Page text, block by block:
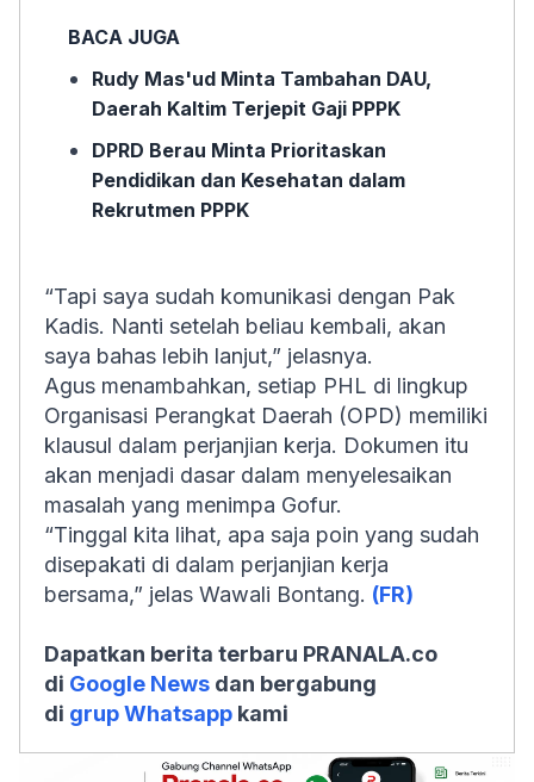
BACA JUGA
Rudy Mas'ud Minta Tambahan DAU,
Daerah Kaltim Terjepit Gaji PPPK
DPRD Berau Minta Prioritaskan
Pendidikan dan Kesehatan dalam
Rekrutmen PPPK
“Tapi saya sudah komunikasi dengan Pak
Kadis. Nanti setelah beliau kembali, akan
saya bahas lebih lanjut,” jelasnya.
Agus menambahkan, setiap PHL di lingkup
Organisasi Perangkat Daerah (OPD) memiliki
klausul dalam perjanjian kerja. Dokumen itu
akan menjadi dasar dalam menyelesaikan
masalah yang menimpa Gofur.
“Tinggal kita lihat, apa saja poin yang sudah
disepakati di dalam perjanjian kerja
bersama,” jelas Wawali Bontang. (FR)
Dapatkan berita terbaru PRANALA.co
di Google News dan bergabung
di grup Whatsapp kami